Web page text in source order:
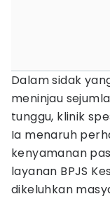
Dalam sidak
meninjau
tunggu, klinik
Ia menaruh
kenyamanan
layanan BPJS
dikeluhkan